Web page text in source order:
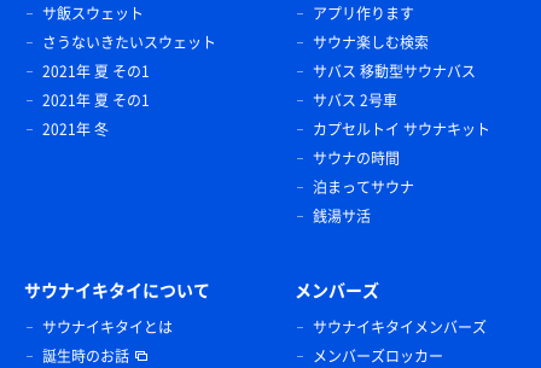
サ飯スウェット
さうないきたいスウェット
2021年 夏 その1
2021年 夏 その1
2021年 冬
アプリ作ります
サウナ楽しむ検索
サバス 移動型サウナバス
サバス 2号車
カプセルトイ サウナキット
サウナの時間
泊まってサウナ
銭湯サ活
サウナイキタイについて
サウナイキタイとは
誕生時のお話
メンバーズ
サウナイキタイメンバーズ
メンバーズロッカー